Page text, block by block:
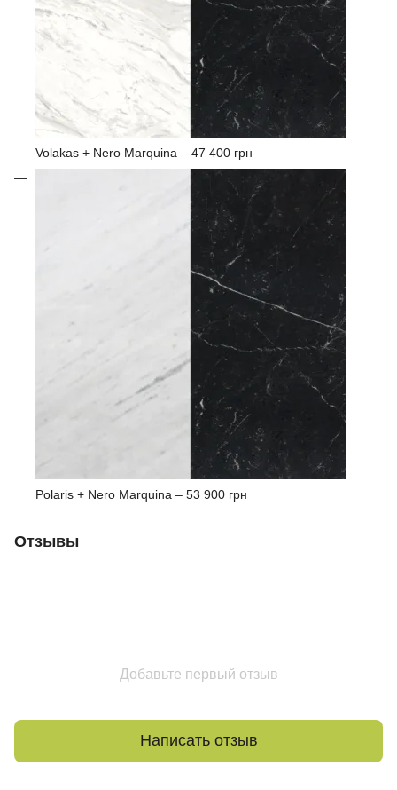
Volakas + Nero Marquina – 47 400 грн
Polaris + Nero Marquina – 53 900 грн
Отзывы
Добавьте первый отзыв
Написать отзыв